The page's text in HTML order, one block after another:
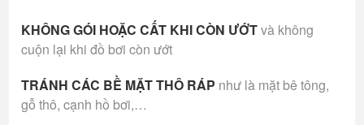
KHÔNG GÓI HOẶC CẤT KHI CÒN ƯỚTvà không
cuộn lại khi đồ bơi còn ướt
TRÁNH CÁC BỀ MẶT THÔ RÁP như là mặt bê tông,
gỗ thô, cạnh hồ bơi,…